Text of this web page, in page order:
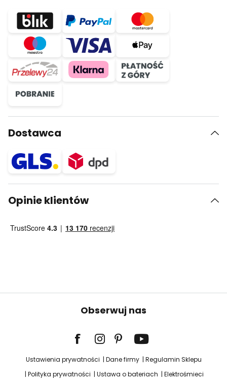
Dostawca
Opinie klientów
Obserwuj nas
Ustawienia prywatności Dane firmy
Regulamin Sklepu
Polityka prywatności
Ustawa o bateriach Elektrośmieci